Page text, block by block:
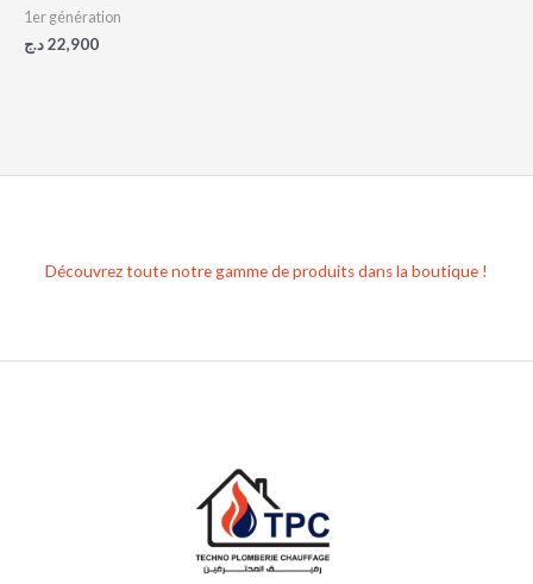
1er génération
22,900د.ج
Découvrez toute notre gamme de produits dans la boutique !